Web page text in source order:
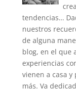
tendencias…
nuestros
de alguna
blog, en el que
experiencias
vienen a casa
más. Va